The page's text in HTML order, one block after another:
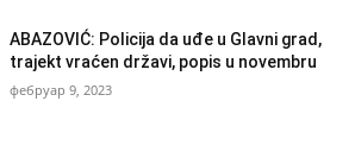
ABAZOVIĆ: Policija da uđe u Glavni grad,
trajekt vraćen državi, popis u novembru
фебруар 9, 2023